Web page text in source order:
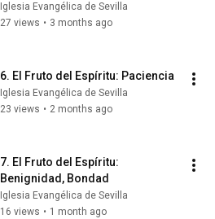
Iglesia Evangélica de Sevilla
27 views • 3 months ago
6. El Fruto del Espíritu: Paciencia
Iglesia Evangélica de Sevilla
23 views • 2 months ago
7. El Fruto del Espíritu:
Benignidad, Bondad
Iglesia Evangélica de Sevilla
16 views • 1 month ago